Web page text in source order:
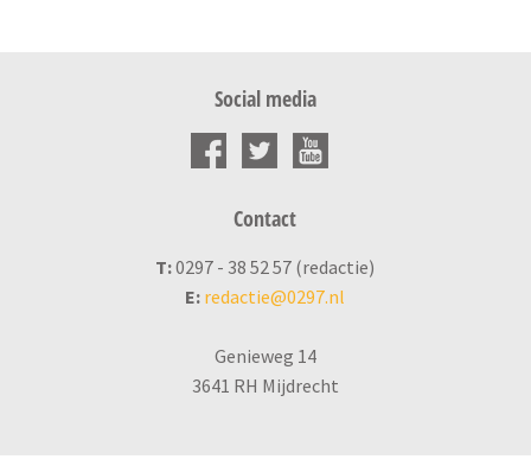
Social media
Contact
T:0297 - 38 52 57 (redactie)
E: redactie@0297.nl
Genieweg 14
3641 RH Mijdrecht